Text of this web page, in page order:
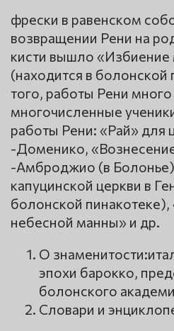
фрески в равенском
возвращении Рени на
кисти вышло «Избиение
(находится в
того, работы Рени
многочисленные
работы Рени: «Рай» для
-Доменико,
-Амброджио (в
капуцинской церкви в
болонской
небесной манны» и др.
О
эпохи барокко,
болонского
Словари и